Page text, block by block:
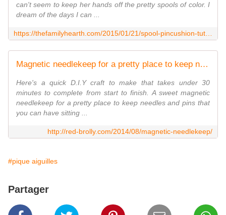
can't seem to keep her hands off the pretty spools of color. I
dream of the days I can ...
Magnetic needlekeep for a pretty place to keep needles. - Red Brolly
Here's a quick D.I.Y craft to make that takes under 30
minutes to complete from start to finish. A sweet magnetic
needlekeep for a pretty place to keep needles and pins that
you can have sitting ...
http://red-brolly.com/2014/08/magnetic-needlekeep/
#pique aiguilles
Partager